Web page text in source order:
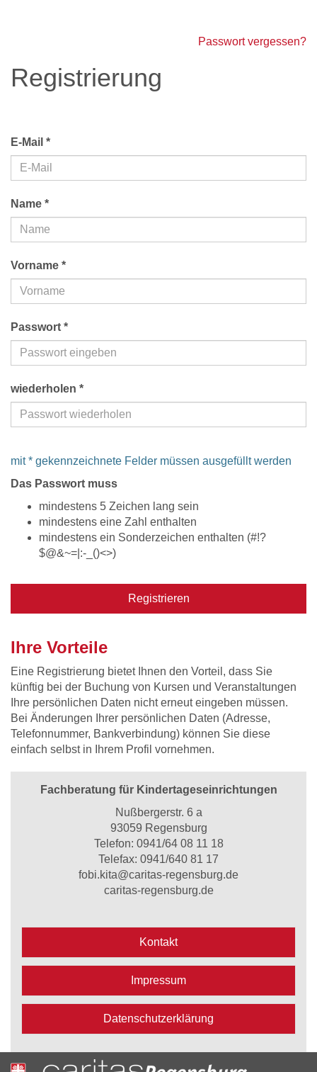
Passwort vergessen?
Registrierung
E-Mail *
Name *
Vorname *
Passwort *
wiederholen *
mit * gekennzeichnete Felder müssen ausgefüllt werden
Das Passwort muss
mindestens 5 Zeichen lang sein
mindestens eine Zahl enthalten
mindestens ein Sonderzeichen enthalten (#!?
$@&~=|:-_()<>)
Registrieren
Ihre Vorteile
Eine Registrierung bietet Ihnen den Vorteil, dass Sie
künftig bei der Buchung von Kursen und Veranstaltungen
Ihre persönlichen Daten nicht erneut eingeben müssen.
Bei Änderungen Ihrer persönlichen Daten (Adresse,
Telefonnummer, Bankverbindung) können Sie diese
einfach selbst in Ihrem Profil vornehmen.
Fachberatung für Kindertageseinrichtungen
Nußbergerstr. 6 a
93059 Regensburg
Telefon: 0941/64 08 11 18
Telefax: 0941/640 81 17
fobi.kita@caritas-regensburg.de
caritas-regensburg.de
Kontakt
Impressum
Datenschutzerklärung